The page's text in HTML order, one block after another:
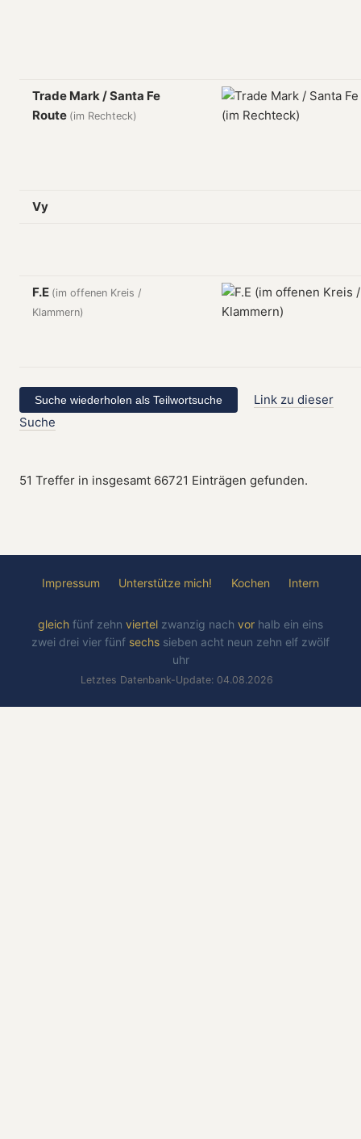
Trade Mark / Santa Fe
Route (im Rechteck)
Vy
F.E (im offenen Kreis /
Klammern)
Link zu dieser
Suche
51 Treffer in insgesamt 66721 Einträgen gefunden.
Impressum Unterstütze mich! Kochen Intern
gleich fünf zehn viertel zwanzig nach vor halb ein eins
zwei drei vier fünf sechs sieben acht neun zehn elf zwölf
uhr
Letztes Datenbank-Update: 04.08.2026